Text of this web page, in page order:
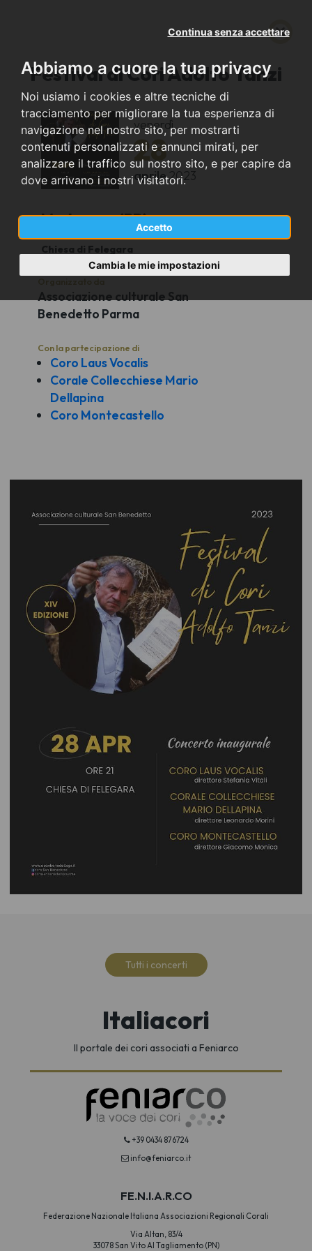
Abbiamo a cuore la tua privacy
Noi usiamo i cookies e altre tecniche di
tracciamento per migliorare la tua esperienza di
navigazione nel nostro sito, per mostrarti
contenuti personalizzati e annunci mirati, per
analizzare il traffico sul nostro sito, e per capire da
dove arrivano i nostri visitatori.
Accetto
Continua senza accettare
Cambia le mie impostazioni
Festival di Cori Adolfo Tanzi
venerdì
28
aprile 2023
Medesano (PR)
Chiesa di Felegara
Associazione culturale San
Benedetto Parma
Con la partecipazione di
Coro Laus Vocalis
Corale Collecchiese Mario
Dellapina
Coro Montecastello
Tutti i concerti
Italiacori
Il portale dei cori associati a Feniarco
+39 0434 876724
info@feniarco.it
FE.N.I.A.R.CO
Federazione Nazionale Italiana Associazioni Regionali Corali
Via Altan, 83/4
33078 San Vito Al Tagliamento (PN)